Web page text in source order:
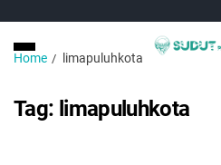
Home limapuluhkota
Tag: limapuluhkota